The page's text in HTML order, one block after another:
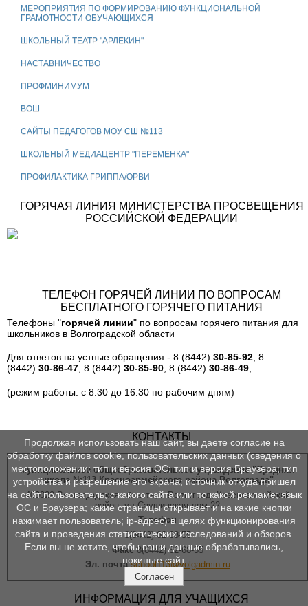
МЕРОПРИЯТИЯ ПО ФОРМИРОВАНИЮ ФУНКЦИОНАЛЬНОЙ
ГРАМОТНОСТИ ОБУЧАЮЩИХСЯ
ШКОЛЬНЫЙ ТЕАТР "АРЛЕКИН"
НАСТАВНИЧЕСТВО
ПРОФМИНИМУМ
ВОШ
САЙТЫ ПЕДАГОГОВ МОУ СШ №113
ШКОЛЬНЫЙ МЕДИАЦЕНТР "ПЕРЕМЕНКА"
ПРОФИЛАКТИКА ГРИППА/ОРВИ
ГОРЯЧАЯ ЛИНИЯ МИНИСТЕРСТВА ПРОСВЕЩЕНИЯ
РОССИЙСКОЙ ФЕДЕРАЦИИ
ТЕЛЕФОН ГОРЯЧЕЙ ЛИНИИ ПО ВОПРОСАМ
БЕСПЛАТНОГО ГОРЯЧЕГО ПИТАНИЯ
Телефоны "горячей линии" по вопросам горячего питания для
школьников в Волгоградской области
Для ответов на устные обращения - 8 (8442) 30-85-92, 8
(8442) 30-86-47, 8 (8442) 30-85-90, 8 (8442) 30-86-49,
(режим работы: с 8.30 до 16.30 по рабочим дням)
КОНТАКТЫ
муниципальное общеобразовательное учреждение "Средняя
школа №113 Красноармейского района Волгограда"
400029 Волгоградская область, г. Волгоград, Красноармейский
район, ул.Саушинская дом 22
Телефон
8(8442) 62-68-55
Факс8(8442) 62-68-55
Эл. почта school113@volgadmin.ru
ИНФОРМАЦИЯ ДЛЯ УЧАЩИХСЯ
Продолжая использовать наш сайт, вы даете согласие на
обработку файлов cookie, пользовательских данных (сведения о
местоположении; тип и версия ОС; тип и версия Браузера; тип
устройства и разрешение его экрана; источник откуда пришел
на сайт пользователь; с какого сайта или по какой рекламе; язык
ОС и Браузера; какие страницы открывает и на какие кнопки
нажимает пользователь; ip-адрес) в целях функционирования
сайта и проведения статистических исследований и обзоров.
Если вы не хотите, чтобы ваши данные обрабатывались,
покиньте сайт.
Согласен